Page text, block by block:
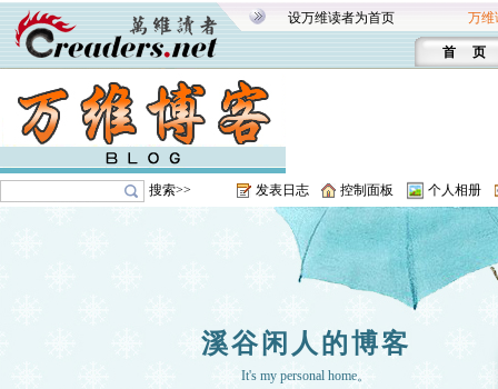
设万维读者为首页 万维
首 页
搜索>> 发表日志 控制面板 个人相册
溪谷闲人的博客
It's my personal home。